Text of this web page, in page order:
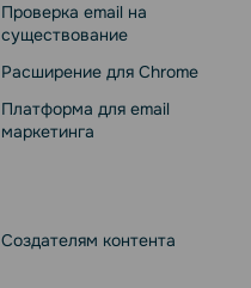
Проверка email на
существование
Расширение для Chrome
Платформа для email
маркетинга
Создателям контента